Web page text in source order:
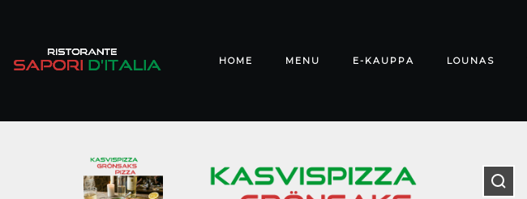
HOME MENU E-KAUPPA LOUNAS